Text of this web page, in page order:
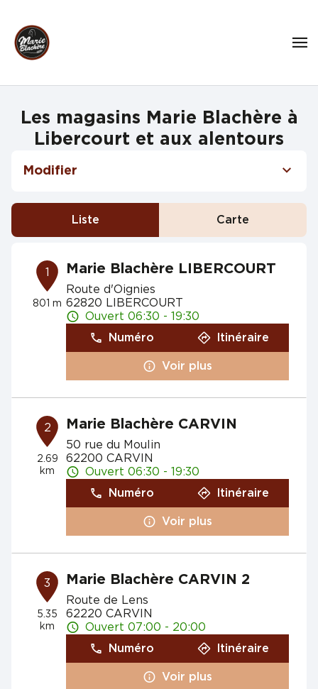
Les magasins Marie Blachère à
Libercourt et aux alentours
Modifier
Liste Carte
1
801 m
Marie Blachère LIBERCOURT
Route d'Oignies
62820 LIBERCOURT
Ouvert 06:30 - 19:30
Numéro
Itinéraire
Voir plus
2
2.69
km
Marie Blachère CARVIN
50 rue du Moulin
62200 CARVIN
Ouvert 06:30 - 19:30
Numéro
Itinéraire
Voir plus
3
5.35
km
Marie Blachère CARVIN 2
Route de Lens
62220 CARVIN
Ouvert 07:00 - 20:00
Numéro
Itinéraire
Voir plus